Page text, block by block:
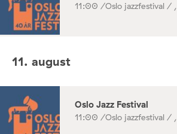
11:00 /Oslo jazzfestival / ,
11. august
Oslo Jazz Festival
11:00 /Oslo jazzfestival / ,